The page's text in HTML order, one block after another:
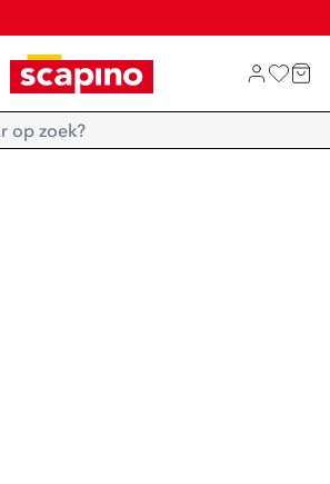
TOT 70% KORTING OP SALE
SHOP NIEUW
Home